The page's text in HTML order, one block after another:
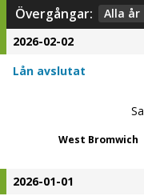
Övergångar: Alla år
2026-02-02
Lån avslutat
West Bromwich
2026-01-01